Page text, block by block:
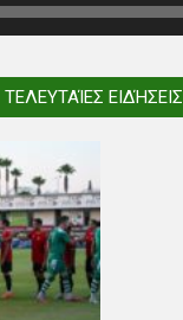
ΤΕΛΕΥΤΑΊΕΣ ΕΙΔΉΣΕΙΣ